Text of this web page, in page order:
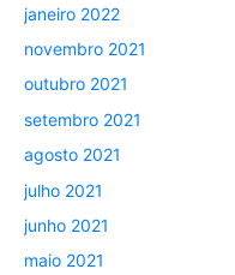
janeiro 2022
novembro 2021
outubro 2021
setembro 2021
agosto 2021
julho 2021
junho 2021
maio 2021